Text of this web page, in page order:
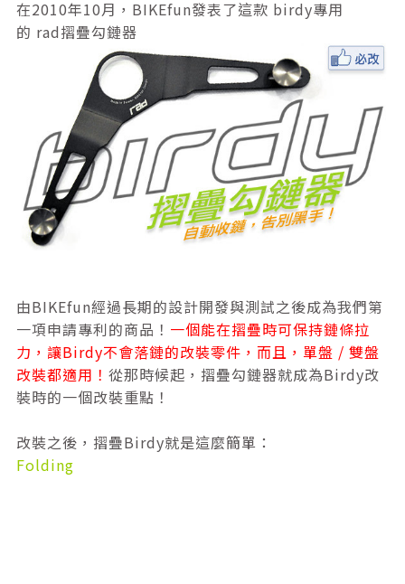
在2010年10月，BIKEfun發表了這款 birdy專用
的 rad摺疊勾鏈器
由BIKEfun經過長期的設計開發與測試之後成為我們第
一項申請專利的商品！ 一個能在摺疊時可保持鏈條拉
力，讓Birdy不會落鏈的改裝零件， 而且， 單盤 / 雙盤
改裝都適用！ 從那時候起， 摺疊勾鏈器就成為Birdy改
裝時的一個改裝重點！
改裝之後，摺疊Birdy就是這麼簡單：
Folding